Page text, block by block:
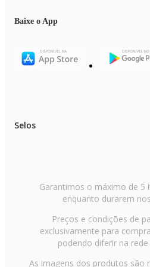
Baixe o App
Selos
Garantimos o máximo de 5
enquanto durarem
Preços e condições de
exclusivamente para
podendo diferir na
As imagens dos produtos são